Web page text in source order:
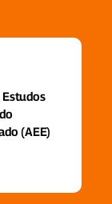
Estudos
(AEE)